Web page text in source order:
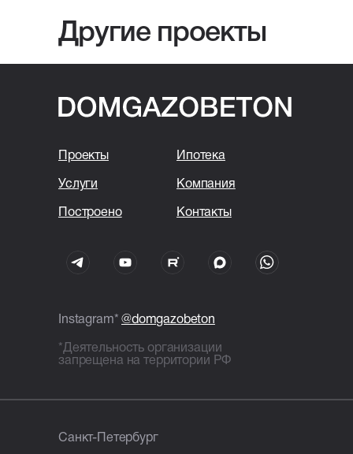
Другие проекты
Проекты
Услуги Компания
Ипотека
Контакты
Санкт-Петербург
Instagram* @domgazobeton
*Деятельность организации
запрещена на территории РФ
Построено